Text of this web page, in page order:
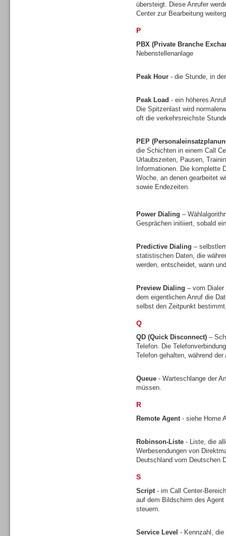
übersteigt. Diese Anrufer
Center zur Bearbeitung
P
PBX (Private Branche
Nebenstellenanlage
Peak Hour - die Stunde, in
Peak Load - ein höheres
Die Spitzenlast wird
oft die verkehrsreichste
PEP
die Schichten in einem Call
Urlaubszeiten, Pausen,
Informationen. Die komplette
Woche, an denen gearbeitet
sowie Endezeiten.
Power Dialing –
Gesprächen initiiert, sobald
Predictive Dialing –
statistischen Daten, die
werden, entscheidet, wann
Preview Dialing – vom Dialer
dem eigentlichen Anruf die
selbst den Zeitpunkt
Q
QD (Quick Disconnect) –
Telefon. Die
Telefon gehalten, während
Queue - Warteschlange der
müssen.
R
Remote Agent- siehe Home
Robinson-Liste - Liste, die
Werbesendungen von
Deutschland vom Deutschen
S
Script- im Call Center-
auf dem Bildschirm des
steuern.
Service Level - Kennzahl,